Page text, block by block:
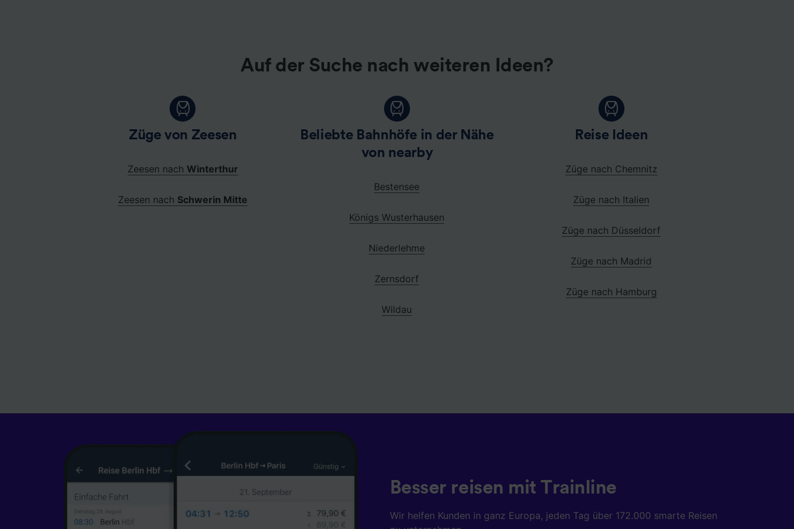
Auf der Suche nach weiteren Ideen?
Züge von Zeesen
Zeesen nach Winterthur
Zeesen nach Schwerin Mitte
Beliebte Bahnhöfe in der Nähe
von nearby
Bestensee
Königs Wusterhausen
Niederlehme
Zernsdorf
Wildau
Reise Ideen
Züge nach Chemnitz
Züge nach Italien
Züge nach Düsseldorf
Züge nach Madrid
Züge nach Hamburg
Besser reisen mit Trainline
Wir helfen Kunden in ganz Europa, jeden Tag über 172.000 smarte Reisen